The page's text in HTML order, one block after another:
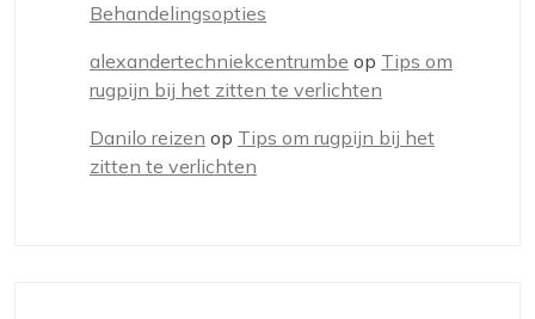
Behandelingsopties
alexandertechniekcentrumbe op Tips om
rugpijn bij het zitten te verlichten
Danilo reizen op Tips om rugpijn bij het
zitten te verlichten